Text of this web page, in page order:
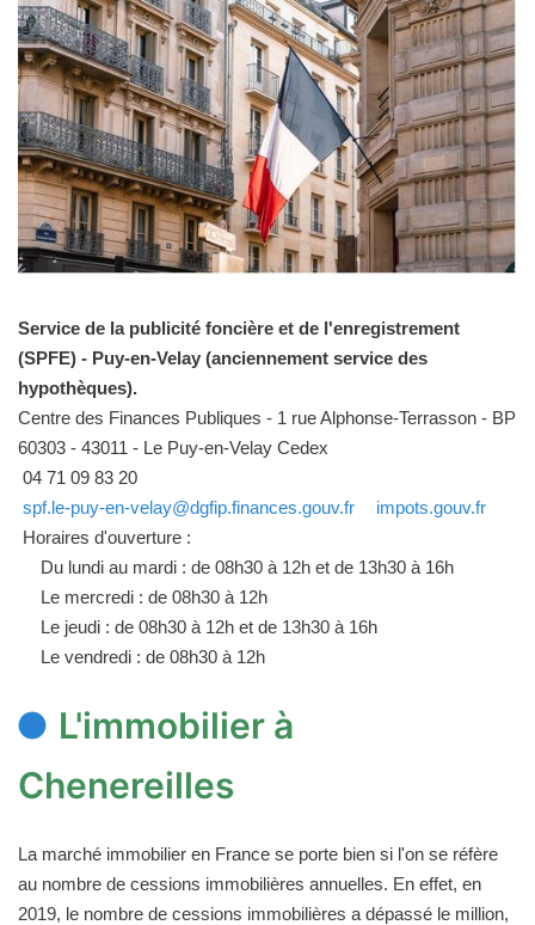
Service de la publicité foncière et de l'enregistrement
(SPFE) - Puy-en-Velay (anciennement service des
hypothèques).
Centre des Finances Publiques - 1 rue Alphonse-Terrasson - BP
60303 - 43011 - Le Puy-en-Velay Cedex
04 71 09 83 20
spf.le-puy-en-velay@dgfip.finances.gouv.fr
impots.gouv.fr
Horaires d'ouverture :
Du lundi au mardi : de 08h30 à 12h et de 13h30 à 16h
Le mercredi : de 08h30 à 12h
Le jeudi : de 08h30 à 12h et de 13h30 à 16h
Le vendredi : de 08h30 à 12h
L'immobilier à
Chenereilles
La marché immobilier en France se porte bien si l'on se réfère
au nombre de cessions immobilières annuelles. En effet, en
2019, le nombre de cessions immobilières a dépassé le million,